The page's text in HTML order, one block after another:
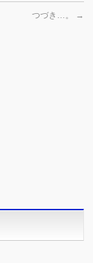
つづき…。 →